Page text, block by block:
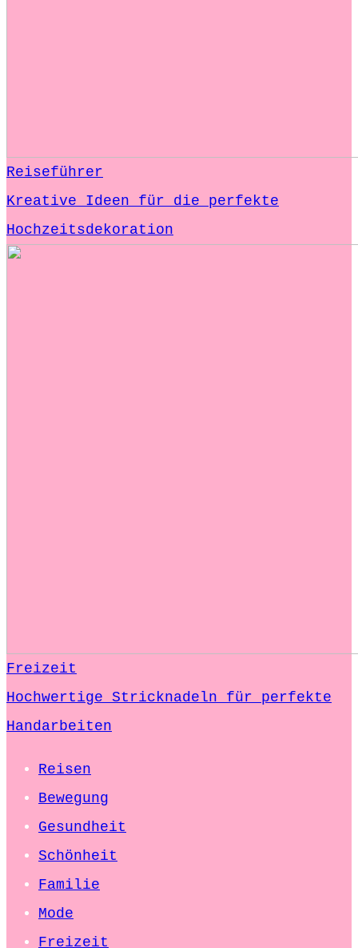
Reiseführer
Kreative Ideen für die perfekte
Hochzeitsdekoration
Freizeit
Hochwertige Stricknadeln für perfekte
Handarbeiten
Reisen
Bewegung
Gesundheit
Schönheit
Familie
Mode
Freizeit